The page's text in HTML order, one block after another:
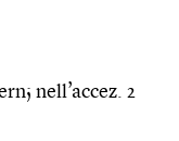
nell’accez. 2